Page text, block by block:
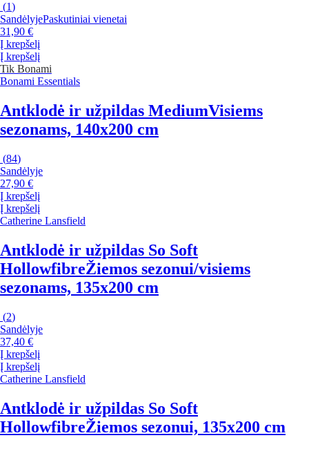
(1)
SandėlyjePaskutiniai vienetai
31,90 €
Į krepšelį
Į krepšelį
Tik Bonami
Bonami Essentials
Antklodė ir užpildas MediumVisiems
sezonams, 140x200 cm
(84)
Sandėlyje
27,90 €
Į krepšelį
Į krepšelį
Catherine Lansfield
Antklodė ir užpildas So Soft
HollowfibreŽiemos sezonui/visiems
sezonams, 135x200 cm
(2)
Sandėlyje
37,40 €
Į krepšelį
Į krepšelį
Catherine Lansfield
Antklodė ir užpildas So Soft
HollowfibreŽiemos sezonui, 135x200 cm